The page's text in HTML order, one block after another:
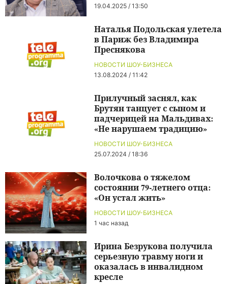
19.04.2025 / 13:50
НОВОСТИ ШОУ-БИЗНЕСА
13.08.2024 / 11:42
Наталья Подольская улетела
в Париж без Владимира
Преснякова
НОВОСТИ ШОУ-БИЗНЕСА
25.07.2024 / 18:36
Прилучный заснял, как
Брутян танцует с сыном и
падчерицей на Мальдивах:
«Не нарушаем традицию»
НОВОСТИ ШОУ-БИЗНЕСА
1 час назад
Волочкова о тяжелом
состоянии 79-летнего отца:
«Он устал жить»
Ирина Безрукова получила
серьезную травму ноги и
оказалась в инвалидном
кресле